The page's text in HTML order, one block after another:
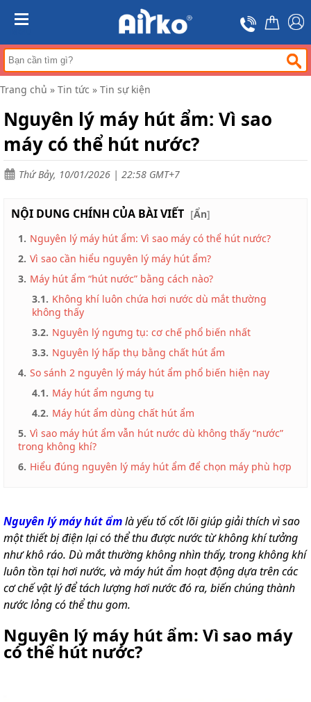
Trang
chủ
Máy
hút
ẩm
Máy
không
hòa
di
nghiệp
Tin
Liên
Trang chủ » Tin tức » Tin sự kiện
Nguyên lý máy hút ẩm: Vì sao
máy có thể hút nước?
Thứ Bảy, 10/01/2026 | 22:58 GMT+7
NỘI DUNG CHÍNH CỦA BÀI VIẾT [Ẩn]
1. Nguyên lý máy hút ẩm: Vì sao máy có thể hút nước?
2. Vì sao cần hiểu nguyên lý máy hút ẩm?
3. Máy hút ẩm “hút nước” bằng cách nào?
3.1. Không khí luôn chứa hơi nước dù mắt thường
không thấy
3.2. Nguyên lý ngưng tụ: cơ chế phổ biến nhất
3.3. Nguyên lý hấp thụ bằng chất hút ẩm
4. So sánh 2 nguyên lý máy hút ẩm phổ biến hiện nay
4.1. Máy hút ẩm ngưng tụ
4.2. Máy hút ẩm dùng chất hút ẩm
5. Vì sao máy hút ẩm vẫn hút nước dù không thấy “nước”
trong không khí?
6. Hiểu đúng nguyên lý máy hút ẩm để chọn máy phù hợp
Nguyên lý máy hút ẩmlà yếu tố cốt lõi giúp giải thích vì sao
một thiết bị điện lại có thể thu được nước từ không khí tưởng
như khô ráo. Dù mắt thường không nhìn thấy, trong không khí
luôn tồn tại hơi nước, và máy hút ẩm hoạt động dựa trên các
cơ chế vật lý để tách lượng hơi nước đó ra, biến chúng thành
nước lỏng có thể thu gom.
Nguyên lý máy hút ẩm: Vì sao máy
có thể hút nước?